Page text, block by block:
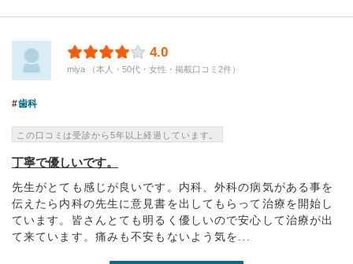
4.0
miya （本人・50代・女性・掲載口コミ2件）
歯科
この口コミは受診から5年以上経過しています。
丁寧で優しいです。
先生がとても感じが良いです。内科、外科の病気がある事を
伝えたら内科の先生に意見書を出してもらって治療を開始し
ています。皆さんとても明るく優しいので安心して治療が出
て来ています。痛みも不安もないよう気を...